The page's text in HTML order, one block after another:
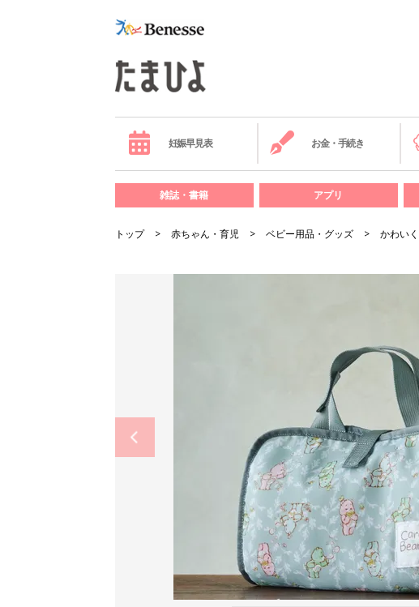
妊娠早見表 お金・手続き
雑誌・書籍 アプリ
トップ 赤ちゃん・育児 ベビー用品・グッズ かわい